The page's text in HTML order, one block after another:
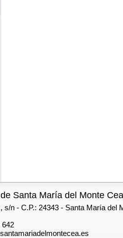
Santa María del Monte Cea
s/n - C.P.: 24343 - Santa María del
642